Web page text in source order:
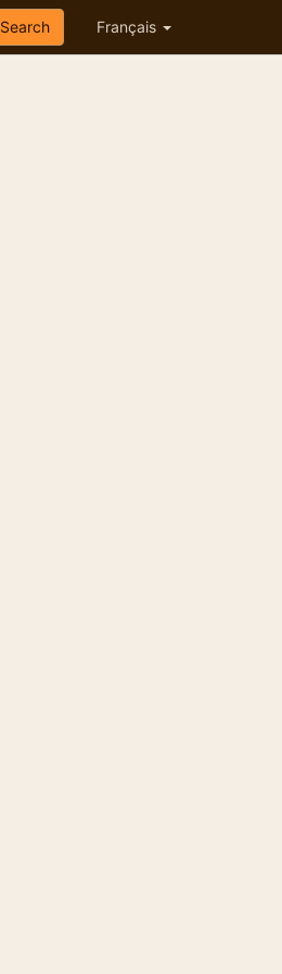
Français
Search